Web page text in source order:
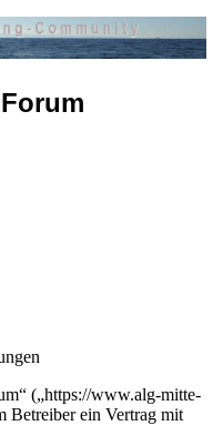
(„https://www.alg-mitte-
Betreiber ein Vertrag mit